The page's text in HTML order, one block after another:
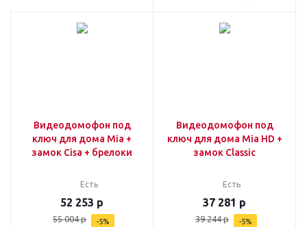
Видеодомофон под
ключ для дома Mia +
замок Cisa + брелоки
Есть
52 253 р
55 004р -5%
Видеодомофон под
ключ для дома Mia HD +
замок Classic
Есть
37 281 р
39 244р -5%